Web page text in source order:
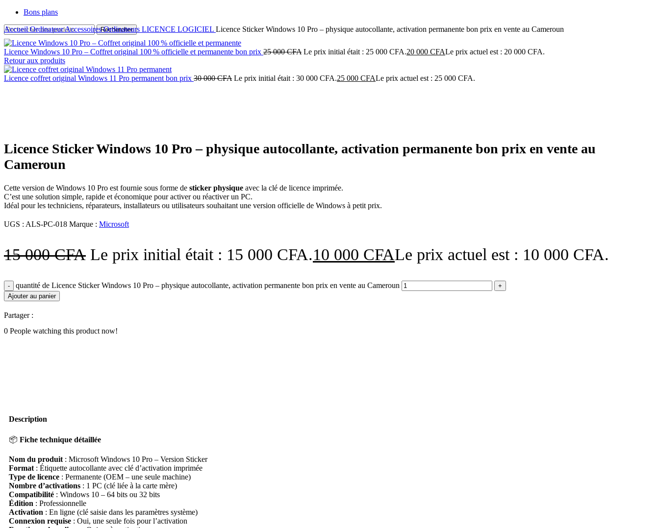
Bons plans
Rechercher
AccueilOrdinateurAccessoires Ordinateurs LICENCE LOGICIEL Licence Sticker Windows 10 Pro – physique autocollante, activation permanente bon prix en vente au Cameroun
Licence Windows 10 Pro – Coffret original 100 % officielle et permanente bon prix 25 000CFA Le prix initial était : 25 000 CFA.20 000 CFALe prix actuel est : 20 000 CFA.
Retour aux produits
Licence coffret original Windows 11 Pro permanent bon prix 30 000CFA Le prix initial était : 30 000 CFA.25 000 CFALe prix actuel est : 25 000 CFA.
Licence Sticker Windows 10 Pro – physique autocollante, activation permanente bon prix en vente au
Cameroun
Cette version de Windows 10 Pro est fournie sous forme de sticker physique avec la clé de licence imprimée.
C’est une solution simple, rapide et économique pour activer ou réactiver un PC.
Idéal pour les techniciens, réparateurs, installateurs ou utilisateurs souhaitant une version officielle de Windows à petit prix.
UGS : ALS-PC-018 Marque : Microsoft
15 000CFA Le prix initial était : 15 000 CFA.10 000 CFALe prix actuel est : 10 000 CFA.
quantité de Licence Sticker Windows 10 Pro – physique autocollante, activation permanente bon prix en vente au Cameroun
Ajouter au panier
Partager :
0 People watching this product now!
Description
📦 Fiche technique détaillée
Nom du produit : Microsoft Windows 10 Pro – Version Sticker
Format : Étiquette autocollante avec clé d’activation imprimée
Type de licence : Permanente (OEM – une seule machine)
Nombre d’activations : 1 PC (clé liée à la carte mère)
Compatibilité : Windows 10 – 64 bits ou 32 bits
Édition : Professionnelle
Activation : En ligne (clé saisie dans les paramètres système)
Connexion requise : Oui, une seule fois pour l’activation